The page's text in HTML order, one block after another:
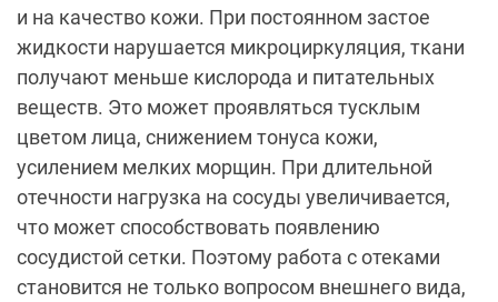
и на качество кожи. При постоянном застое
жидкости нарушается микроциркуляция, ткани
получают меньше кислорода и питательных
веществ. Это может проявляться тусклым
цветом лица, снижением тонуса кожи,
усилением мелких морщин. При длительной
отечности нагрузка на сосуды увеличивается,
что может способствовать появлению
сосудистой сетки. Поэтому работа с отеками
становится не только вопросом внешнего вида,